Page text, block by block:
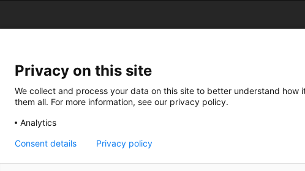
Privacy on this site
We collect and process your data on this site to better understand
them all. For more information, see our privacy policy.
Analytics
Consent details Privacy policy